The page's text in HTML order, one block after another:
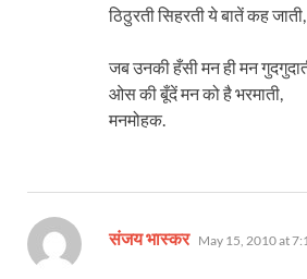
ठिठुरती सिहरती ये बातें कह जाती,
जब उनकी हँसी मन ही मन
ओस की बूँदें मन को है भरमाती,
मनमोहक.
संजय भास्कर says:
May 15, 2010 at